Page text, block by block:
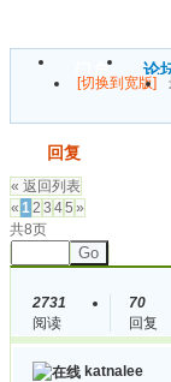
门户 论
[切换到宽版]
回复
« 返回列表
« 12 3 45 »
共8页
Go
2731
阅读
70
回复
katnalee